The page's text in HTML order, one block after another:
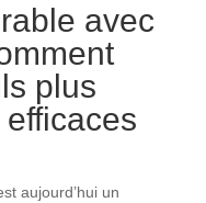
avec
plus
aujourd’hui un